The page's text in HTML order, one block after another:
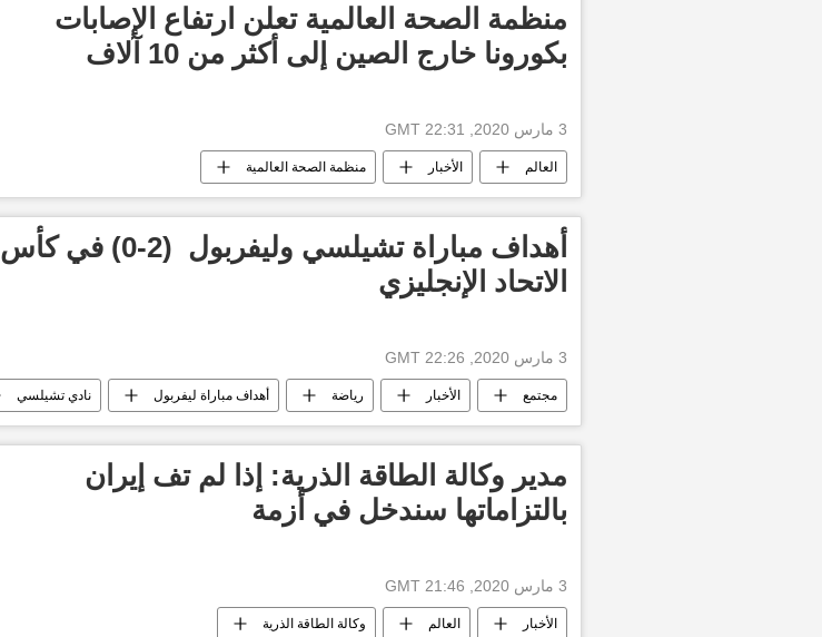
منظمة الصحة العالمية تعلن ارتفاع الإصابات
بكورونا خارج الصين إلى أكثر من 10 آلاف
3 مارس 2020, 22:31 GMT
العالم الأخبار منظمة الصحة العالمية
أهداف مباراة تشيلسي وليفربول (2-0) في كأس
الاتحاد الإنجليزي
3 مارس 2020, 22:26 GMT
مجتمع الأخبار رياضة أهداف مباراة ليفربول نادي تشيلسي
مدير وكالة الطاقة الذرية: إذا لم تف إيران
بالتزاماتها سندخل في أزمة
3 مارس 2020, 21:46 GMT
الأخبار العالم وكالة الطاقة الذرية